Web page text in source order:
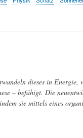
dieses in Energie,
– befähigt. Die
sie mittels eines